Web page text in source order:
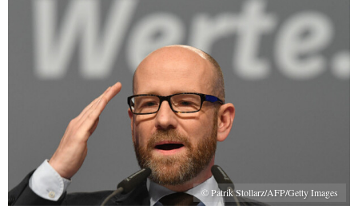
© Patrik Stollarz/AFP/Getty Images